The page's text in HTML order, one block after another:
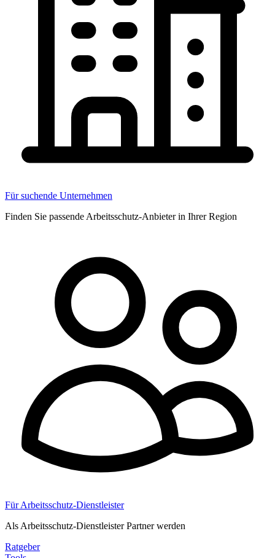
Für suchende Unternehmen
Finden Sie passende Arbeitsschutz-Anbieter in Ihrer Region
Für Arbeitsschutz-Dienstleister
Als Arbeitsschutz-Dienstleister Partner werden
Ratgeber